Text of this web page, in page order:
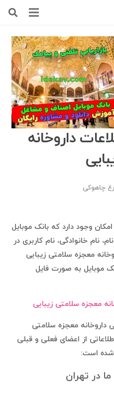
داروخانه
چاهوکی
امکان وجود دارد که بانک موبایل
نام خانوادگی، نام کاربری در
معجزه سلامتی زیبایی
موبایل به صورت فایل
معجزه سلامتی زیبایی
داروخانه معجزه سلامتی
از اعضای فعلی و قبلی
شده است:
در تهران